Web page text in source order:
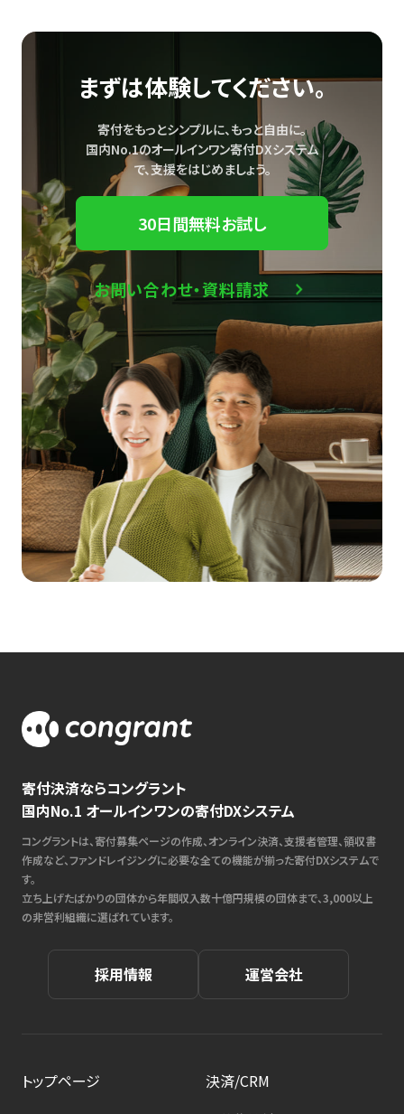
まずは体験してください。
寄付をもっとシンプルに、もっと自由に。
国内No.1のオールインワン寄付DXシステム
で、支援をはじめましょう。
30日間無料お試し
お問い合わせ・資料請求
寄付決済ならコングラント
国内No.1 オールインワンの寄付DXシステム
コングラントは、寄付募集ページの作成、オンライン決済、支援者管理、領収書
作成など、ファンドレイジングに必要な全ての機能が揃った寄付DXシステムで
す。
立ち上げたばかりの団体から年間収入数十億円規模の団体まで、3,000以上
の非営利組織に選ばれています。
採用情報 運営会社
トップページ
決済/CRM